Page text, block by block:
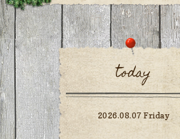
today
2026.08.07 Friday